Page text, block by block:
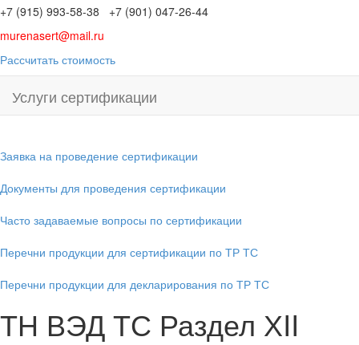
+7 (915) 993-58-38 +7 (901) 047-26-44
murenasert@mail.ru
Рассчитать стоимость
Услуги сертификации
Заявка на проведение сертификации
Документы для проведения сертификации
Часто задаваемые вопросы по сертификации
Перечни продукции для сертификации по ТР ТС
Перечни продукции для декларирования по ТР ТС
ТН ВЭД ТС Раздел ХII